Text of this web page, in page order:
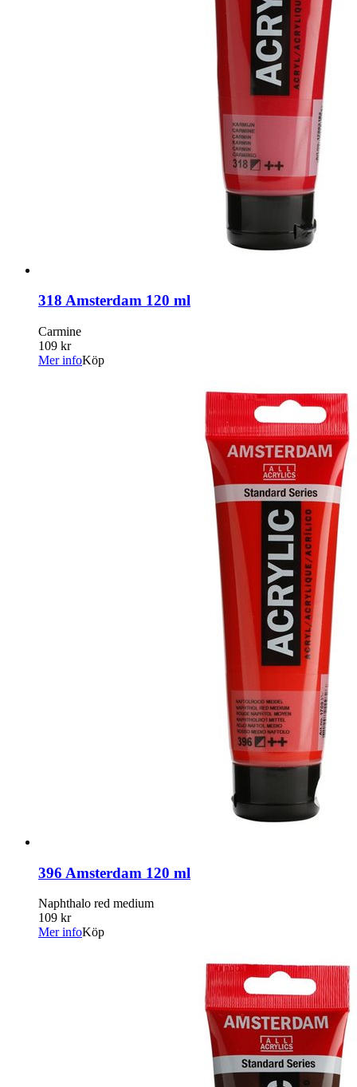
318 Amsterdam 120 ml
Carmine
109 kr
Mer infoKöp
396 Amsterdam 120 ml
Naphthalo red medium
109 kr
Mer infoKöp